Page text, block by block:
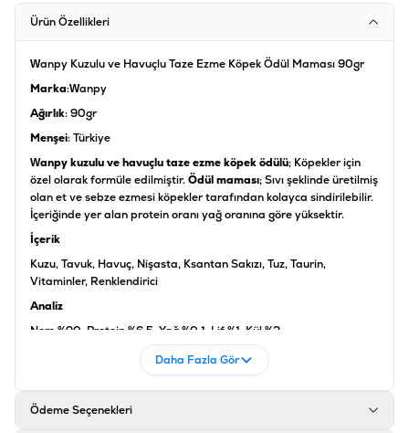
Ürün Özellikleri
Wanpy Kuzulu ve Havuçlu Taze Ezme Köpek Ödül Maması 90gr
Marka:Wanpy
Ağırlık: 90gr
Menşei: Türkiye
Wanpy kuzulu ve havuçlu taze ezme köpek ödülü; Köpekler için
özel olarak formüle edilmiştir.Ödül maması; Sıvı şeklinde üretilmiş
olan et ve sebze ezmesi köpekler tarafından kolayca sindirilebilir.
İçeriğinde yer alan protein oranı yağ oranına göre yüksektir.
İçerik
Kuzu, Tavuk, Havuç, Nişasta, Ksantan Sakızı, Tuz, Taurin,
Vitaminler, Renklendirici
Analiz
Nem %90, Protein %6.5, Yağ %0.1, Lif %1, Kül %2
:
6927749870234
Tedarikçi Ürün Kodu
Daha Fazla Gör
Ödeme Seçenekleri